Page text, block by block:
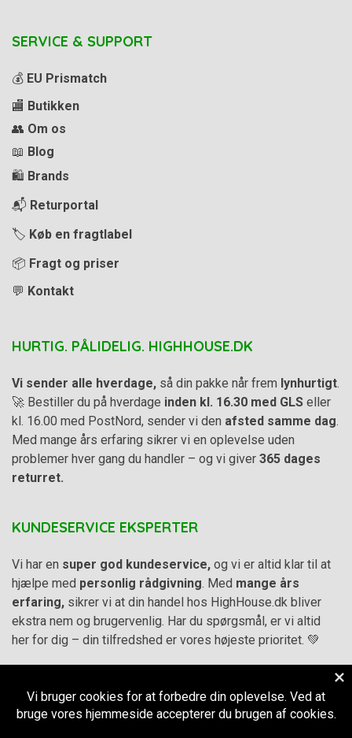
SERVICE & SUPPORT
💰 EU Prismatch
🏬 Butikken
👥 Om os
📖 Blog
🛍️ Brands
📬 Returportal
🏷️ Køb en fragtlabel
📦 Fragt og priser
💬 Kontakt
HURTIG. PÅLIDELIG. HIGHHOUSE.DK
Vi sender alle hverdage, så din pakke når frem lynhurtigt.
🚀 Bestiller du på hverdage inden kl. 16.30 med GLS eller
kl. 16.00 med PostNord, sender vi den afsted samme dag.
Med mange års erfaring sikrer vi en oplevelse uden
problemer hver gang du handler – og vi giver 365 dages
returret.
KUNDESERVICE EKSPERTER
Vi har en super god kundeservice, og vi er altid klar til at
hjælpe med personlig rådgivning. Med mange års
erfaring, sikrer vi at din handel hos HighHouse.dk bliver
ekstra nem og brugervenlig. Har du spørgsmål, er vi altid
her for dig – din tilfredshed er vores højeste prioritet. 💚